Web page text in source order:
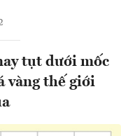
tụt dưới mốc
vàng thế giới